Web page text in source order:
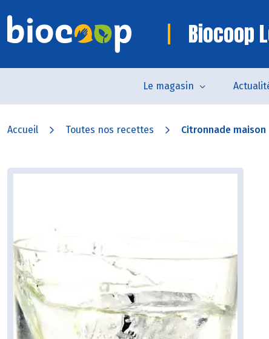
Biocoop
Le magasin
Accueil Toutes nos recettes Citronnade maison